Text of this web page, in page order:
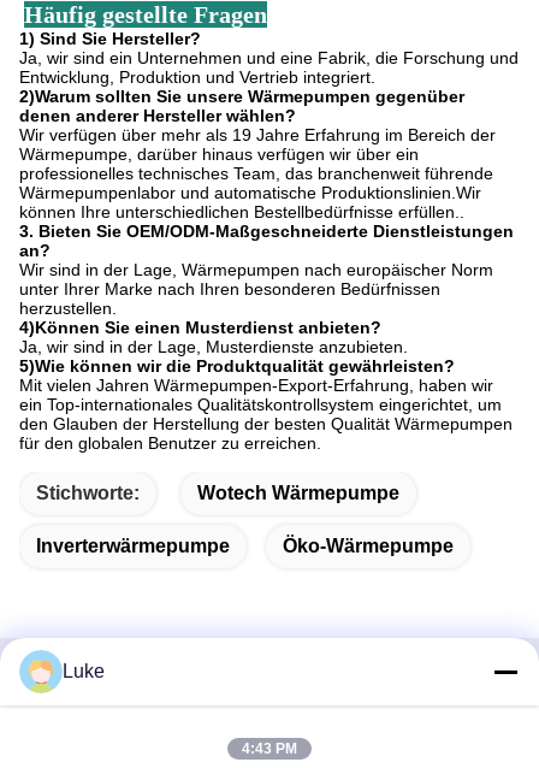
Häufig gestellte Fragen
1) Sind Sie Hersteller?
Ja, wir sind ein Unternehmen und eine Fabrik, die Forschung und
Entwicklung, Produktion und Vertrieb integriert.
2)Warum sollten Sie unsere Wärmepumpen gegenüber
denen anderer Hersteller wählen?
Wir verfügen über mehr als 19 Jahre Erfahrung im Bereich der
Wärmepumpe, darüber hinaus verfügen wir über ein
professionelles technisches Team, das branchenweit führende
Wärmepumpenlabor und automatische Produktionslinien.Wir
können Ihre unterschiedlichen Bestellbedürfnisse erfüllen..
3. Bieten Sie OEM/ODM-Maßgeschneiderte Dienstleistungen
an?
Wir sind in der Lage, Wärmepumpen nach europäischer Norm
unter Ihrer Marke nach Ihren besonderen Bedürfnissen
herzustellen.
4)Können Sie einen Musterdienst anbieten?
Ja, wir sind in der Lage, Musterdienste anzubieten.
5)Wie können wir die Produktqualität gewährleisten?
Mit vielen Jahren Wärmepumpen-Export-Erfahrung, haben wir
ein Top-internationales Qualitätskontrollsystem eingerichtet, um
den Glauben der Herstellung der besten Qualität Wärmepumpen
für den globalen Benutzer zu erreichen.
Stichworte: Wotech Wärmepumpe
Inverterwärmepumpe Öko-Wärmepumpe
Schnelle Kontaktaufnahme
Luke
4:43 PM